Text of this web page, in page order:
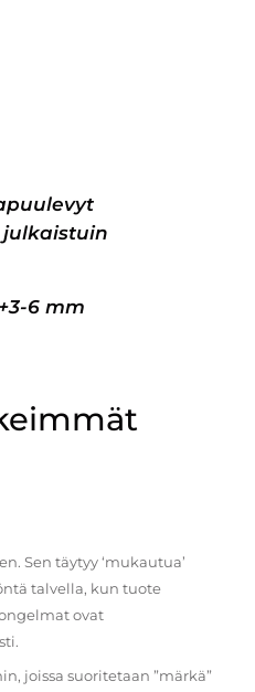
6 mm
Sen täytyy ‘mukautua’
talvella, kun tuote
ovat
joissa suoritetaan ”märkä”